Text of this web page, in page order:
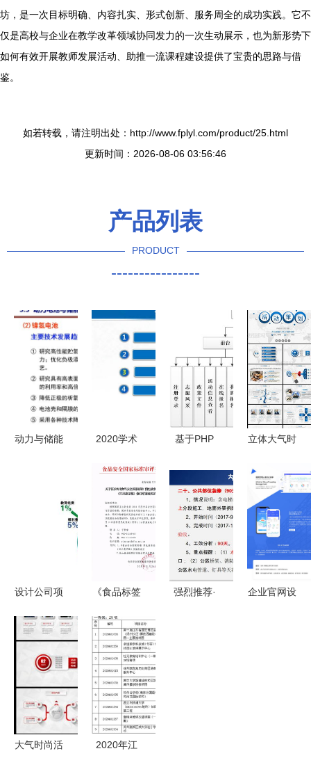
坊，是一次目标明确、内容扎实、形式创新、服务周全的成功实践。它不
仅是高校与企业在教学改革领域协同发力的一次生动展示，也为新形势下
如何有效开展教师发展活动、助推一流课程建设提供了宝贵的思路与借
鉴。
如若转载，请注明出处：http://www.fplyl.com/product/25.html
更新时间：2026-08-06 03:56:46
产品列表
PRODUCT
----------------
动力与储能
——中国有
2020学术
置关联的多
网数据叠加
协议与智能
服务技术
——项目策
务的创新思
考
基于PHP
服务管理系
统设计与实
现 从项目
策划到公关
服务的全链
立体大气时
营销策划公
关服务方案
概述
设计公司项
管理 破局
升级的策略
与实践
《食品标签
7718变革
从监管到消
费者决策的
再平衡——
以征求意见
强烈推荐·
企业官网设
大气时尚活
2020年江